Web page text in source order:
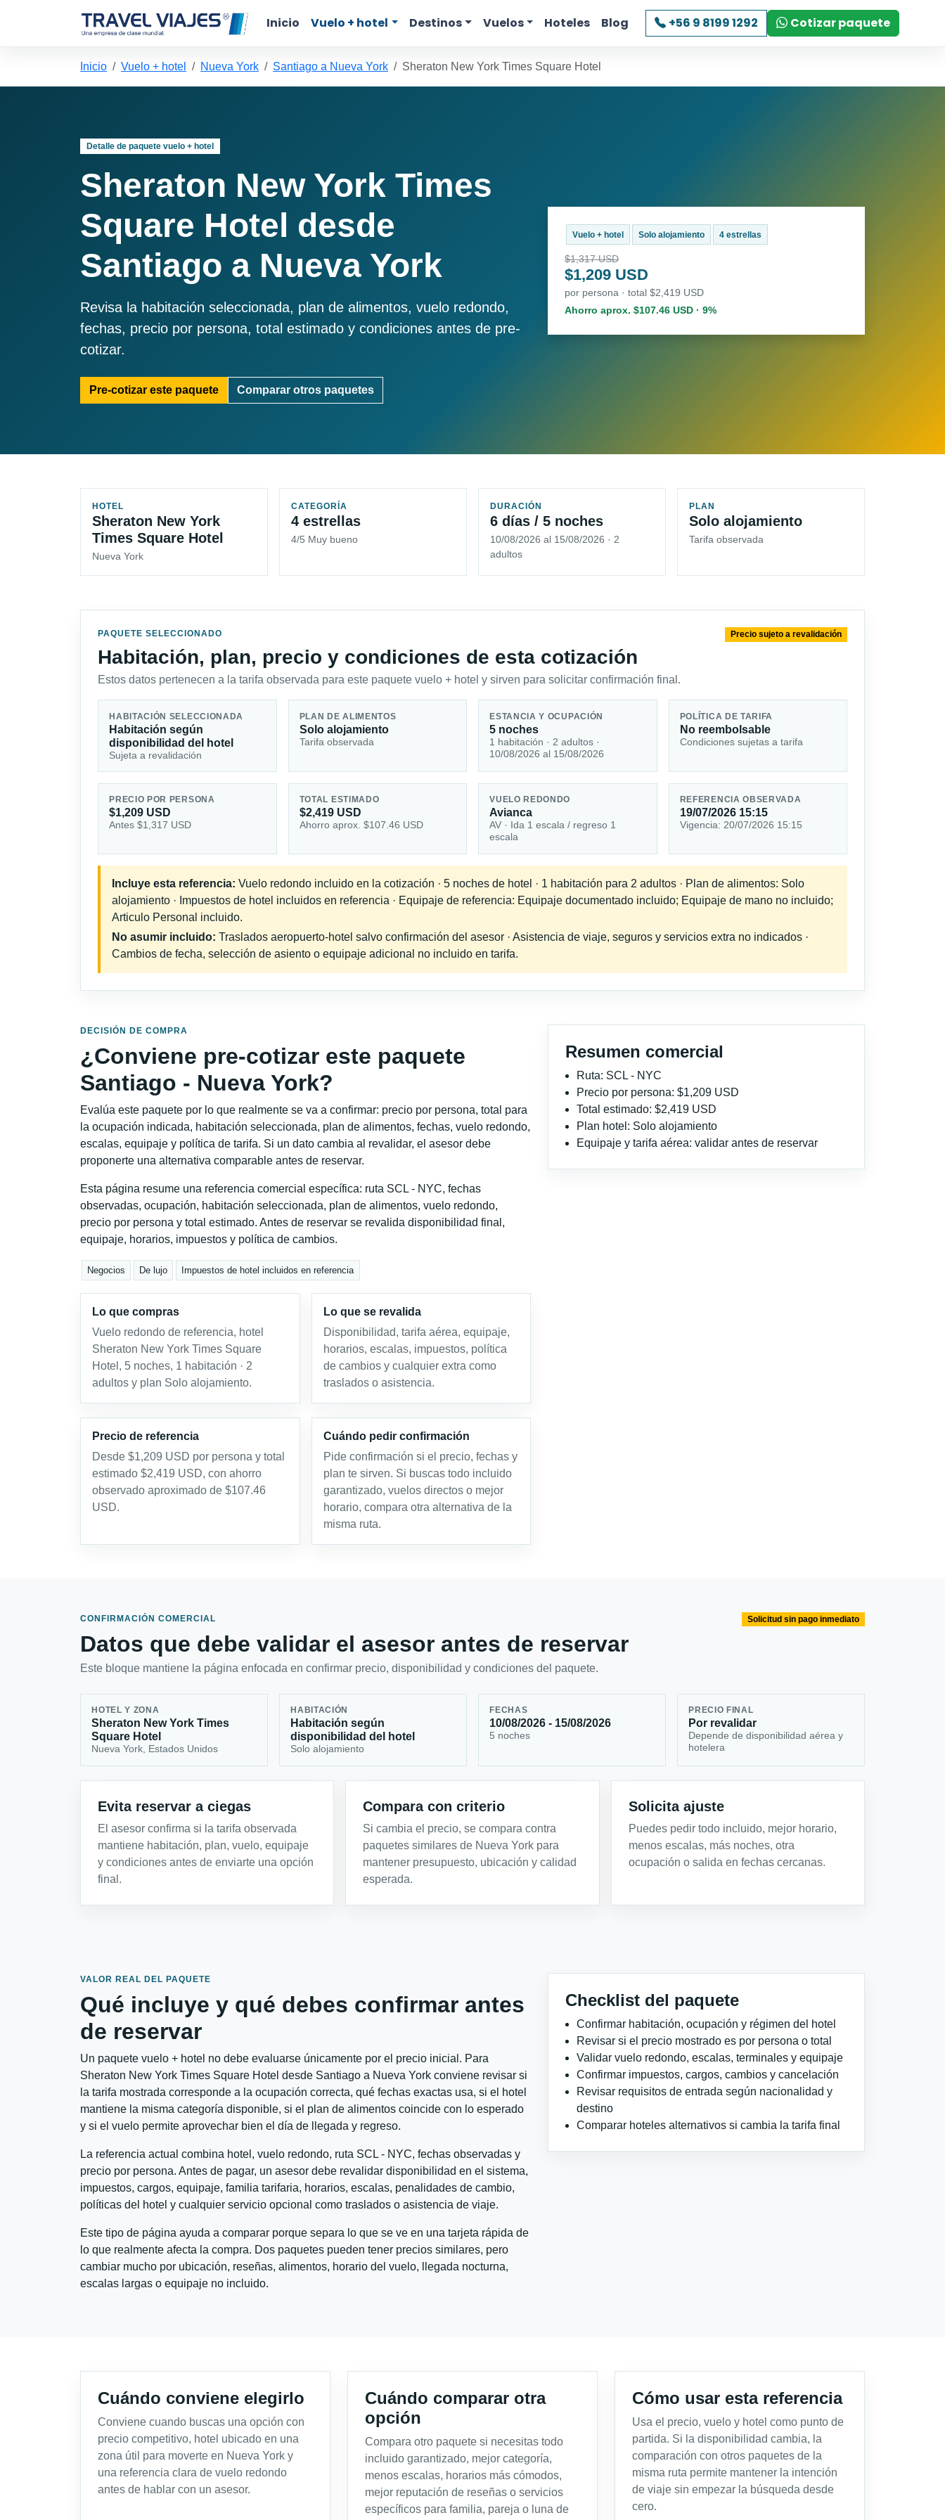
Inicio Vuelo + hotel Destinos Vuelos Hoteles Blog +56 9 8199 1292 Cotizar paquete
Inicio Vuelo + hotel Nueva York Santiago a Nueva York Sheraton New York Times Square Hotel
Detalle de paquete vuelo + hotel
Sheraton New York Times
Square Hotel desde
Santiago a Nueva York
Revisa la habitación seleccionada, plan de alimentos, vuelo redondo,
fechas, precio por persona, total estimado y condiciones antes de pre-
cotizar.
Pre-cotizar este paquete Comparar otros paquetes
Vuelo + hotel Solo alojamiento 4 estrellas
$1,317 USD
$1,209 USD
por persona · total $2,419 USD
Ahorro aprox. $107.46 USD · 9%
HOTEL
Sheraton New York
Times Square Hotel
Nueva York
CATEGORÍA
4 estrellas
4/5 Muy bueno
DURACIÓN
6 días / 5 noches
10/08/2026 al 15/08/2026 · 2
adultos
PLAN
Solo alojamiento
Tarifa observada
PAQUETE SELECCIONADO
Habitación, plan, precio y condiciones de esta cotización
Estos datos pertenecen a la tarifa observada para este paquete vuelo + hotel y sirven para solicitar confirmación final.
Precio sujeto a revalidación
HABITACIÓN SELECCIONADA
Habitación según
disponibilidad del hotel
Sujeta a revalidación
PLAN DE ALIMENTOS
Solo alojamiento
Tarifa observada
ESTANCIA Y OCUPACIÓN
5 noches
1 habitación · 2 adultos ·
10/08/2026 al 15/08/2026
POLÍTICA DE TARIFA
No reembolsable
Condiciones sujetas a tarifa
PRECIO POR PERSONA
$1,209 USD
Antes $1,317 USD
TOTAL ESTIMADO
$2,419 USD
Ahorro aprox. $107.46 USD
VUELO REDONDO
Avianca
AV · Ida 1 escala / regreso 1
escala
REFERENCIA OBSERVADA
19/07/2026 15:15
Vigencia: 20/07/2026 15:15
Incluye esta referencia: Vuelo redondo incluido en la cotización · 5 noches de hotel · 1 habitación para 2 adultos · Plan de alimentos: Solo
alojamiento · Impuestos de hotel incluidos en referencia · Equipaje de referencia: Equipaje documentado incluido; Equipaje de mano no incluido;
Articulo Personal incluido.
No asumir incluido: Traslados aeropuerto-hotel salvo confirmación del asesor · Asistencia de viaje, seguros y servicios extra no indicados ·
Cambios de fecha, selección de asiento o equipaje adicional no incluido en tarifa.
DECISIÓN DE COMPRA
¿Conviene pre-cotizar este paquete
Santiago - Nueva York?
Evalúa este paquete por lo que realmente se va a confirmar: precio por persona, total para
la ocupación indicada, habitación seleccionada, plan de alimentos, fechas, vuelo redondo,
escalas, equipaje y política de tarifa. Si un dato cambia al revalidar, el asesor debe
proponerte una alternativa comparable antes de reservar.
Esta página resume una referencia comercial específica: ruta SCL - NYC, fechas
observadas, ocupación, habitación seleccionada, plan de alimentos, vuelo redondo,
precio por persona y total estimado. Antes de reservar se revalida disponibilidad final,
equipaje, horarios, impuestos y política de cambios.
Negocios De lujo Impuestos de hotel incluidos en referencia
Lo que compras
Vuelo redondo de referencia, hotel
Sheraton New York Times Square
Hotel, 5 noches, 1 habitación · 2
adultos y plan Solo alojamiento.
Lo que se revalida
Disponibilidad, tarifa aérea, equipaje,
horarios, escalas, impuestos, política
de cambios y cualquier extra como
traslados o asistencia.
Precio de referencia
Desde $1,209 USD por persona y total
estimado $2,419 USD, con ahorro
observado aproximado de $107.46
USD.
Cuándo pedir confirmación
Pide confirmación si el precio, fechas y
plan te sirven. Si buscas todo incluido
garantizado, vuelos directos o mejor
horario, compara otra alternativa de la
misma ruta.
Resumen comercial
Ruta: SCL - NYC
Precio por persona: $1,209 USD
Total estimado: $2,419 USD
Plan hotel: Solo alojamiento
Equipaje y tarifa aérea: validar antes de reservar
CONFIRMACIÓN COMERCIAL
Datos que debe validar el asesor antes de reservar
Este bloque mantiene la página enfocada en confirmar precio, disponibilidad y condiciones del paquete.
Solicitud sin pago inmediato
HOTEL Y ZONA
Sheraton New York Times
Square Hotel
Nueva York, Estados Unidos
HABITACIÓN
Habitación según
disponibilidad del hotel
Solo alojamiento
FECHAS
10/08/2026 - 15/08/2026
5 noches
PRECIO FINAL
Por revalidar
Depende de disponibilidad aérea y
hotelera
Evita reservar a ciegas
El asesor confirma si la tarifa observada
mantiene habitación, plan, vuelo, equipaje
y condiciones antes de enviarte una opción
final.
Compara con criterio
Si cambia el precio, se compara contra
paquetes similares de Nueva York para
mantener presupuesto, ubicación y calidad
esperada.
Solicita ajuste
Puedes pedir todo incluido, mejor horario,
menos escalas, más noches, otra
ocupación o salida en fechas cercanas.
VALOR REAL DEL PAQUETE
Qué incluye y qué debes confirmar antes
de reservar
Un paquete vuelo + hotel no debe evaluarse únicamente por el precio inicial. Para
Sheraton New York Times Square Hotel desde Santiago a Nueva York conviene revisar si
la tarifa mostrada corresponde a la ocupación correcta, qué fechas exactas usa, si el hotel
mantiene la misma categoría disponible, si el plan de alimentos coincide con lo esperado
y si el vuelo permite aprovechar bien el día de llegada y regreso.
La referencia actual combina hotel, vuelo redondo, ruta SCL - NYC, fechas observadas y
precio por persona. Antes de pagar, un asesor debe revalidar disponibilidad en el sistema,
impuestos, cargos, equipaje, familia tarifaria, horarios, escalas, penalidades de cambio,
políticas del hotel y cualquier servicio opcional como traslados o asistencia de viaje.
Este tipo de página ayuda a comparar porque separa lo que se ve en una tarjeta rápida de
lo que realmente afecta la compra. Dos paquetes pueden tener precios similares, pero
cambiar mucho por ubicación, reseñas, alimentos, horario del vuelo, llegada nocturna,
escalas largas o equipaje no incluido.
Checklist del paquete
Confirmar habitación, ocupación y régimen del hotel
Revisar si el precio mostrado es por persona o total
Validar vuelo redondo, escalas, terminales y equipaje
Confirmar impuestos, cargos, cambios y cancelación
Revisar requisitos de entrada según nacionalidad y
destino
Comparar hoteles alternativos si cambia la tarifa final
Cuándo conviene elegirlo
Conviene cuando buscas una opción con
precio competitivo, hotel ubicado en una
zona útil para moverte en Nueva York y
una referencia clara de vuelo redondo
antes de hablar con un asesor.
Cuándo comparar otra
opción
Compara otro paquete si necesitas todo
incluido garantizado, mejor categoría,
menos escalas, horarios más cómodos,
mejor reputación de reseñas o servicios
específicos para familia, pareja o luna de
Cómo usar esta referencia
Usa el precio, vuelo y hotel como punto de
partida. Si la disponibilidad cambia, la
comparación con otros paquetes de la
misma ruta permite mantener la intención
de viaje sin empezar la búsqueda desde
cero.